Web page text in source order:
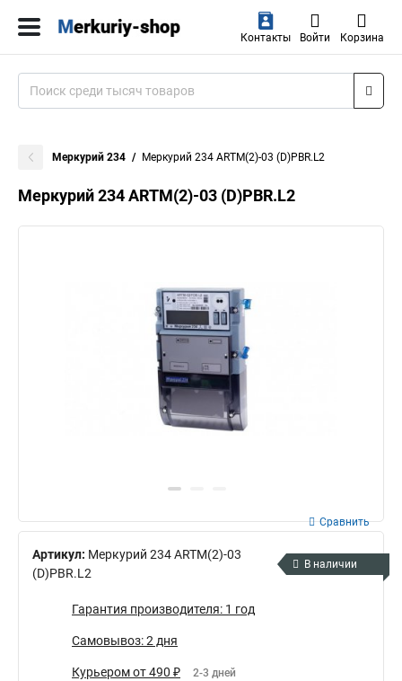
Контакты Войти Корзина
Меркурий 234 Mеркурий 234 ARTM(2)-03 (D)PBR.L2
Mеркурий 234 ARTM(2)-03 (D)PBR.L2
Артикул: Mеркурий 234 ARTM(2)-03
(D)PBR.L2
Сравнить
В наличии
Гарантия производителя: 1 год
Самовывоз: 2 дня
Курьером от 490 ₽ 2-3 дней